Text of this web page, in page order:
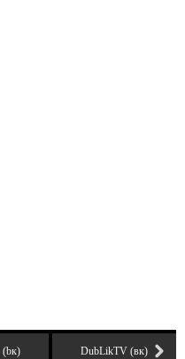
DubLikTV (вк)